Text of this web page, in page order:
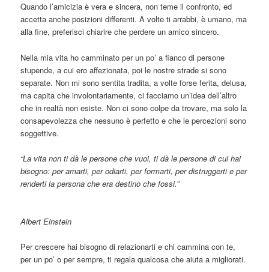
Quando l’amicizia è vera e sincera, non teme il confronto, ed
accetta anche posizioni differenti. A volte ti arrabbi, è umano, ma
alla fine, preferisci chiarire che perdere un amico sincero.
Nella mia vita ho camminato per un po’ a fianco di persone
stupende, a cui ero affezionata, poi le nostre strade si sono
separate. Non mi sono sentita tradita, a volte forse ferita, delusa,
ma capita che involontariamente, ci facciamo un’idea dell’altro
che in realtà non esiste. Non ci sono colpe da trovare, ma solo la
consapevolezza che nessuno è perfetto e che le percezioni sono
soggettive.
“La vita non ti dà le persone che vuoi, ti dà le persone di cui hai
bisogno: per amarti, per odiarti, per formarti, per distruggerti e per
renderti la persona che era destino che fossi.”
Albert Einstein
Per crescere hai bisogno di relazionarti e chi cammina con te,
per un po’ o per sempre, ti regala qualcosa che aiuta a migliorati.